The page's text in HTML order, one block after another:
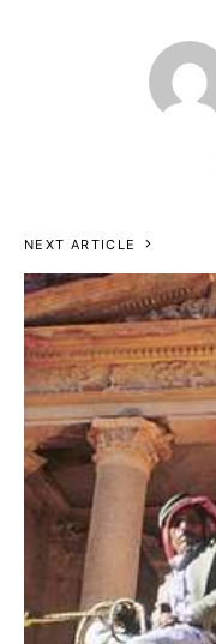
NEXT ARTICLE